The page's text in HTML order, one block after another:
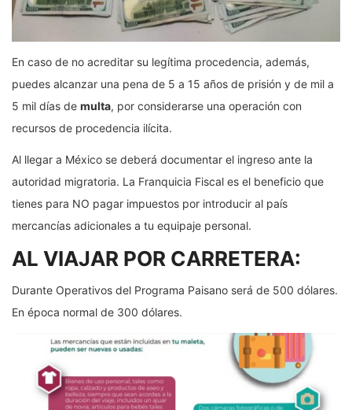
En caso de no acreditar su legítima procedencia, además,
puedes alcanzar una pena de 5 a 15 años de prisión y de mil a
5 mil días de multa, por considerarse una operación con
recursos de procedencia ilícita.
Al llegar a México se deberá documentar el ingreso ante la
autoridad migratoria. La Franquicia Fiscal es el beneficio que
tienes para NO pagar impuestos por introducir al país
mercancías adicionales a tu equipaje personal.
AL VIAJAR POR CARRETERA:
Durante Operativos del Programa Paisano será de 500 dólares.
En época normal de 300 dólares.